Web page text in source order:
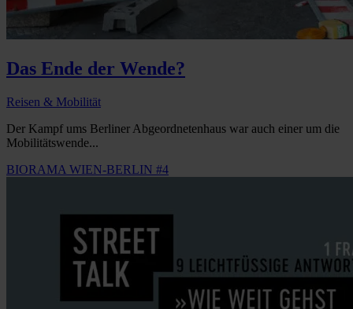
Das Ende der Wende?
Reisen & Mobilität
Der Kampf ums Berliner Abgeordnetenhaus war auch einer um die
Mobilitätswende...
BIORAMA WIEN-BERLIN #4